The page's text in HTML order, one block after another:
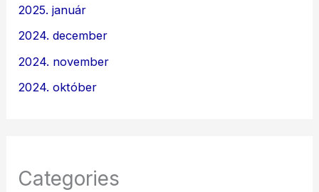
2025. január
2024. december
2024. november
2024. október
Categories